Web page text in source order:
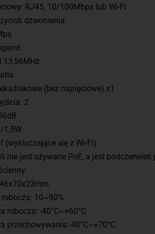
RJ45, 10/100Mbps lub Wi-Fi
dzwonienia
13,56MHz
(bez napięciowe) x1
2
1,5W
(wykluczające się z Wi-Fi)
nie jest używane PoE, a jest podczerwień
10~90%
robocza: -40°C~+60°C
przechowywania:-40°C~+70°C